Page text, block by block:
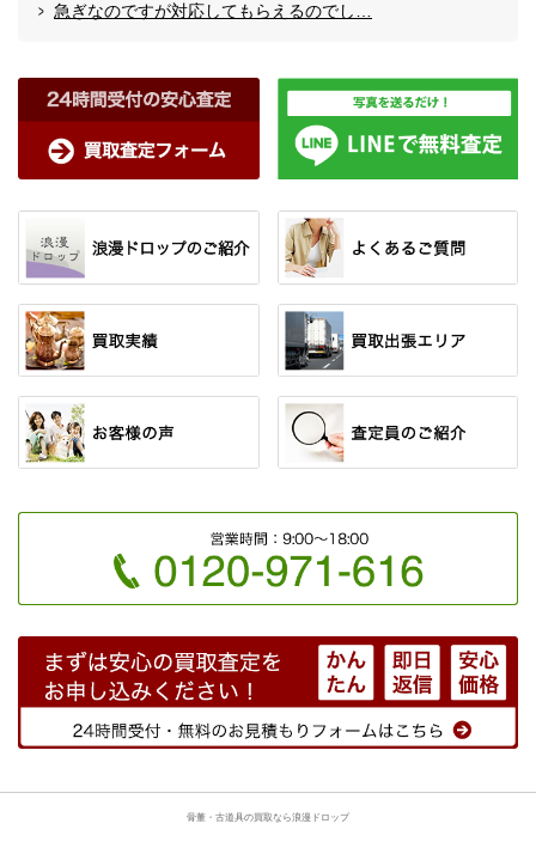
急ぎなのですが対応してもらえるのでし…
骨董・古道具の買取なら浪漫ドロップ